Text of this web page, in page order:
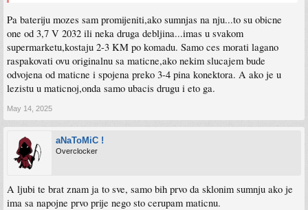
Pa bateriju mozes sam promijeniti,ako sumnjas na nju...to su obicne
one od 3,7 V 2032 ili neka druga debljina...imas u svakom
supermarketu,kostaju 2-3 KM po komadu. Samo ces morati lagano
raspakovati ovu originalnu sa maticne,ako nekim slucajem bude
odvojena od maticne i spojena preko 3-4 pina konektora. A ako je u
lezistu u maticnoj,onda samo ubacis drugu i eto ga.
May 14, 2025
aNaToMiC !
Overclocker
A ljubi te brat znam ja to sve, samo bih prvo da sklonim sumnju ako je
ima sa napojne prvo prije nego sto cerupam maticnu.